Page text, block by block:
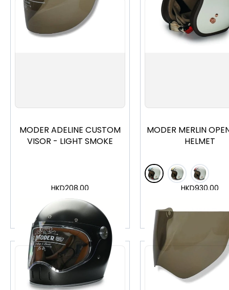
MODER ADELINE CUSTOM
VISOR - LIGHT SMOKE
HKD208.00
加入購物車
MODER MERLIN
HELMET
HKD930.00
加入購物車